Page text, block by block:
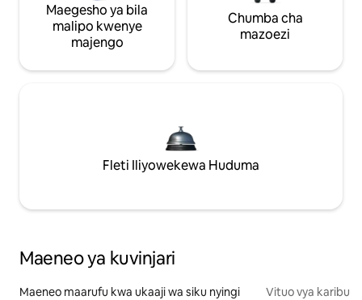
Maegesho ya bila
malipo kwenye
majengo
Chumba cha
mazoezi
Fleti Iliyowekewa Huduma
Maeneo ya kuvinjari
Maeneo maarufu kwa ukaaji wa siku nyingi Vituo vya karibu